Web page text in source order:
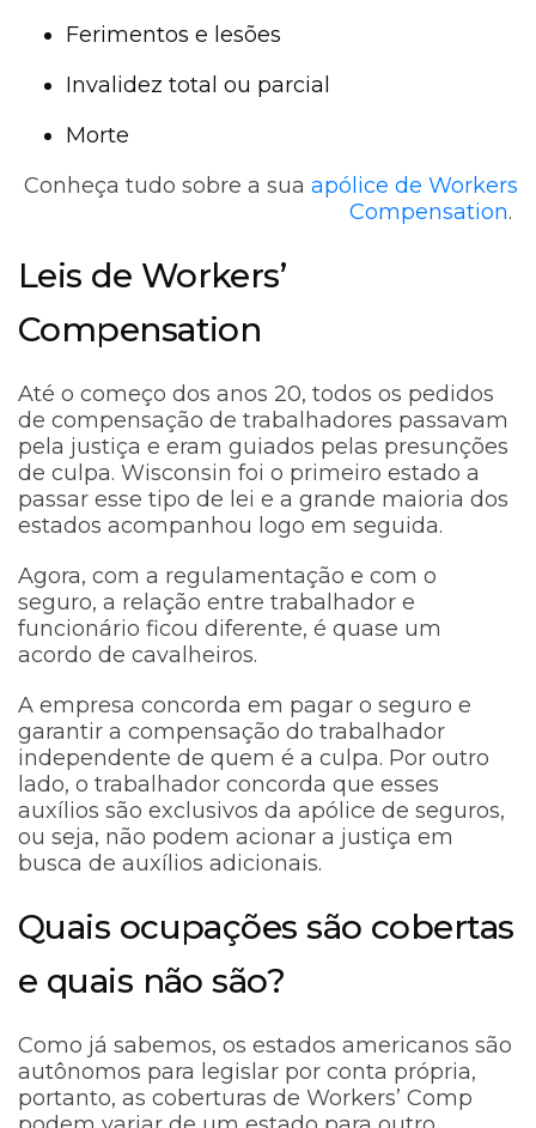
Ferimentos e lesões
Invalidez total ou parcial
Morte
Conheça tudo sobre a sua apólice de Workers
Compensation.
Leis de Workers’
Compensation
Até o começo dos anos 20, todos os pedidos
de compensação de trabalhadores passavam
pela justiça e eram guiados pelas presunções
de culpa. Wisconsin foi o primeiro estado a
passar esse tipo de lei e a grande maioria dos
estados acompanhou logo em seguida.
Agora, com a regulamentação e com o
seguro, a relação entre trabalhador e
funcionário ficou diferente, é quase um
acordo de cavalheiros.
A empresa concorda em pagar o seguro e
garantir a compensação do trabalhador
independente de quem é a culpa. Por outro
lado, o trabalhador concorda que esses
auxílios são exclusivos da apólice de seguros,
ou seja, não podem acionar a justiça em
busca de auxílios adicionais.
Quais ocupações são cobertas
e quais não são?
Como já sabemos, os estados americanos são
autônomos para legislar por conta própria,
portanto, as coberturas de Workers’ Comp